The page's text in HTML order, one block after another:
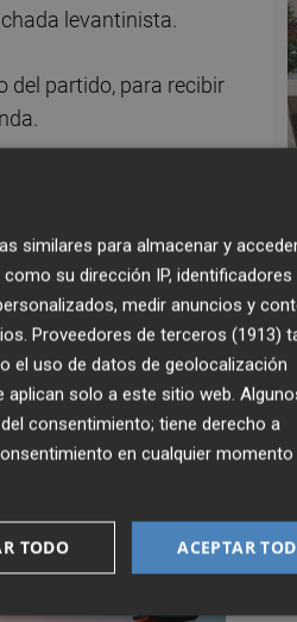
1
2
3
4
levantinista.
del partido, para recibir
pequeños y
de València podría
similares para almacenar y
su dirección IP, identificadores
medir anuncios y
Proveedores de terceros (1913)
el uso de datos de geolocalización
solo a este sitio web.
consentimiento; tiene derecho a
en cualquier momento
ACEPTAR
TODO